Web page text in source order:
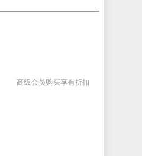
高级会员购买享有折扣